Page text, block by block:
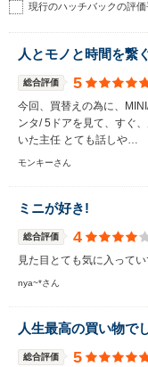
現行のハッチバックの評価
人とモノと時間を繋
総合評価 5
今回、買替えの為に、
ンタ/ 5ドアを見て、すぐ
いた主任 とても話しや…
モンキーさん
ミニが好き!
総合評価 4
見た目とても気に入ってい
nya~*さん
人生最高の買い物で
総合評価 5